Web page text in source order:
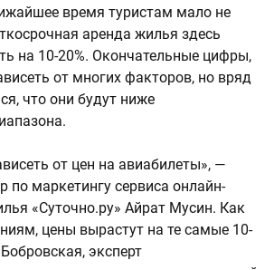
время туристам мало не
аренда жилья здесь
на 10-20%. Окончательные цифры,
от многих факторов, но вряд
что они будут ниже
от цен на авиабилеты», —
по маркетингу сервиса онлайн-
«Суточно.ру» Айрат Мусин. Как
цены вырастут на те самые 10-
эксперт